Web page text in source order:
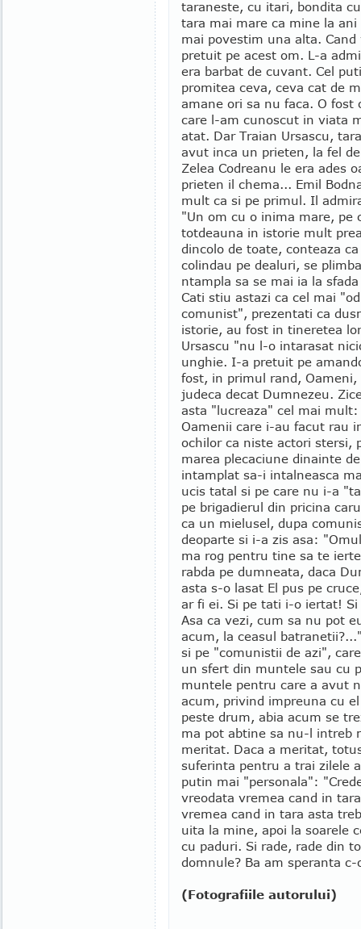
taraneste, cu itari, bondita
tara mai mare ca mine la
mai povestim una alta.
pretuit pe acest om. L-a
era barbat de cuvant. Cel
promitea ceva, ceva cat de
amane ori sa nu faca. O fost
care l-am cunoscut in viata
atat. Dar Traian Ursascu,
avut inca un prieten, la fel
Zelea Codreanu le era ades
prieten il chema... Emil
mult ca si pe primul. Il
"Un om cu o inima mare, pe
totdeauna in istorie mult
dincolo de toate, conteaza
colindau pe dealuri, se
ntampla sa se mai ia la
Cati stiu astazi ca cel mai
comunist", prezentati ca
istorie, au fost in tineretea
Ursascu "nu l-o intarasat
unghie. I-a pretuit pe
fost, in primul rand,
judeca decat Dumnezeu.
asta "lucreaza" cel mai
Oamenii care i-au facut rau
ochilor ca niste actori stersi,
marea plecaciune dinainte
intamplat sa-i intalneasca
ucis tatal si pe care nu i-a
pe brigadierul din pricina
ca un mielusel, dupa
deoparte si i-a zis asa:
ma rog pentru tine sa te
rabda pe dumneata, daca
asta s-o lasat El pus pe
ar fi ei. Si pe tati i-o iertat!
Asa ca vezi, cum sa nu pot
acum, la ceasul
si pe "comunistii de azi",
un sfert din muntele sau cu
muntele pentru care a avut
acum, privind impreuna cu
peste drum, abia acum se
ma pot abtine sa nu-l intreb
meritat. Daca a meritat,
suferinta pentru a trai zilele
putin mai "personala":
vreodata vremea cand in
vremea cand in tara asta
uita la mine, apoi la soarele
cu paduri. Si rade, rade din
domnule? Ba am speranta
(Fotografiile autorului)